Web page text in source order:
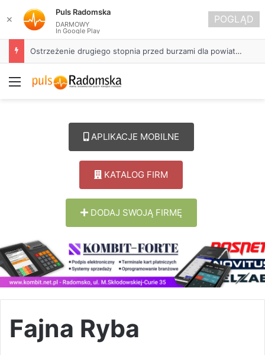
Ostrzeżenie drugiego stopnia przed burzami dla powiatu radomszczańskiego
Menu
APLIKACJE MOBILNE
KATALOG FIRM
DODAJ SWOJĄ FIRMĘ
Fajna Ryba
✕
Puls Radomska
DARMOWY
In Google Play
POGLĄD